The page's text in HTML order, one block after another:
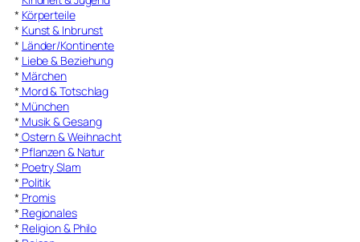
* Körperteile
* Kunst & Inbrunst
* Länder/Kontinente
* Liebe & Beziehung
* Märchen
* Mord & Totschlag
* München
* Musik & Gesang
* Ostern & Weihnacht
* Pflanzen & Natur
* Poetry Slam
* Politik
* Promis
* Regionales
* Religion & Philo